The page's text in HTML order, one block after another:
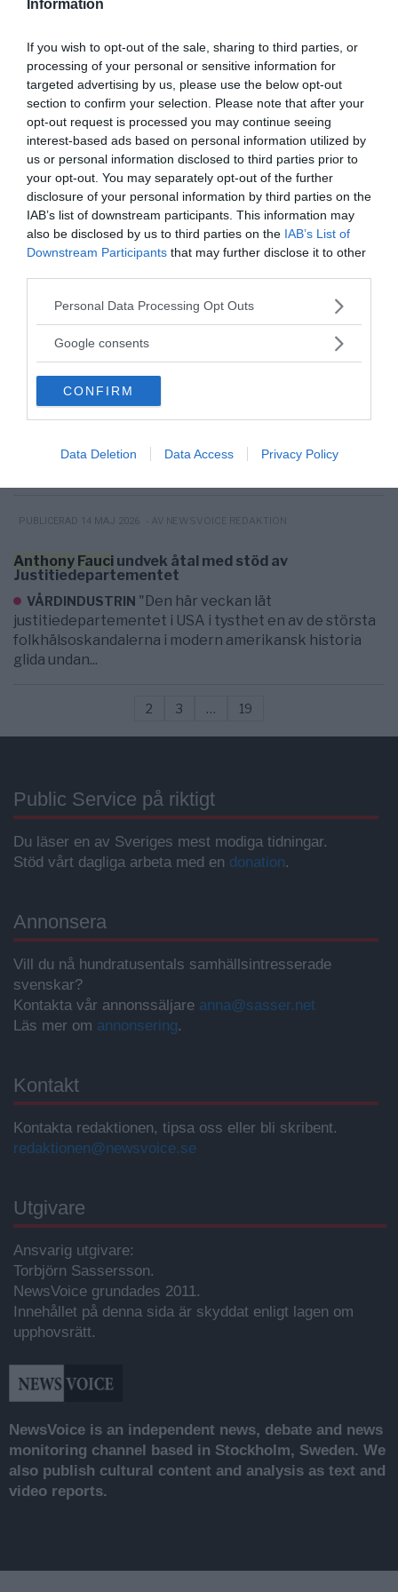
Information
If you wish to opt-out of the sale, sharing to third parties, or
processing of your personal or sensitive information for
targeted advertising by us, please use the below opt-out
section to confirm your selection. Please note that after your
opt-out request is processed you may continue seeing
interest-based ads based on personal information utilized by
us or personal information disclosed to third parties prior to
your opt-out. You may separately opt-out of the further
disclosure of your personal information by third parties on the
IAB’s list of downstream participants. This information may
also be disclosed by us to third parties on the IAB’s List of
Downstream Participants that may further disclose it to other
Please note that this website/app uses one or more Google
not limited to your visit or usage behaviour. You may click to
use your data for below specified purposes in below Google
consent section.
Personal Data Processing Opt Outs
Google consents
CONFIRM
Data Deletion Data Access Privacy Policy
från Vita Husets coronamöten
VÄRLDEN President Trump ifrågasatte i slutet på
augusti värdet av Anthony Fauci i Vita husets arbete
med coronakrisen. Han sa i...
PUBLICERAD 15 APRIL 2020 - AV NEWSVOICE REDAKTION
AnthonyFauci(NIAID) gav 3,7 miljoner dollar till
Wuhan-lab för coronavirusstudier
VÄRLDEN"Chinese Wuhan Lab Received $3.7 Million
From U.S. To Study #Coronavirus in Bats. It also turns
out that Dr. Anthony...
Fox News: Lara Logan liknar
Mengele
VÄRLDENVÄRLDEN. Den kända amerikanska
liknande under en måndagsintervju på Fox News
PUBLICERAD 14 MAJ 2026 - AV NEWSVOICE REDAKTION
Anthony Fauci undvek åtal med stöd av
Justitiedepartementet
VÅRDINDUSTRIN "Den här veckan lät
justitiedepartementet i USA i tysthet en av de största
folkhälsoskandalerna i modern amerikansk historia
glida undan...
2 3 … 19
Public Service på riktigt
Du läser en av Sveriges mest modiga tidningar.
Stöd vårt dagliga arbeta med en donation.
Annonsera
Vill du nå hundratusentals samhällsintresserade
svenskar?
Kontakta vår annonssäljare anna@sasser.net
Läs mer om annonsering.
Kontakt
Kontakta redaktionen, tipsa oss eller bli skribent.
redaktionen@newsvoice.se
Utgivare
Ansvarig utgivare:
Torbjörn Sassersson.
NewsVoice grundades 2011.
Innehållet på denna sida är skyddat enligt lagen om
upphovsrätt.
NewsVoice is an independent news, debate and news
monitoring channel based in Stockholm, Sweden. We
also publish cultural content and analysis as text and
video reports.